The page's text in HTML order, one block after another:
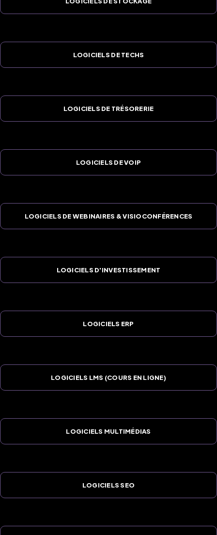
LOGICIELS DE TECHS
LOGICIELS DE TRÉSORERIE
LOGICIELS DE VOIP
LOGICIELS DE WEBINAIRES & VISIOCONFÉRENCES
LOGICIELS D'INVESTISSEMENT
LOGICIELS ERP
LOGICIELS LMS (COURS EN LIGNE)
LOGICIELS MULTIMÉDIAS
LOGICIELS SEO